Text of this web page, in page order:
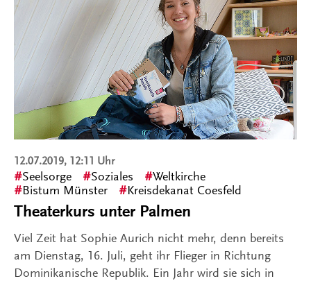
12.07.2019, 12:11 Uhr
Seelsorge Soziales
Weltkirche
Bistum Münster
Kreisdekanat Coesfeld
Theaterkurs unter Palmen
Viel Zeit hat Sophie Aurich nicht mehr, denn bereits
am Dienstag, 16. Juli, geht ihr Flieger in Richtung
Dominikanische Republik. Ein Jahr wird sie sich in